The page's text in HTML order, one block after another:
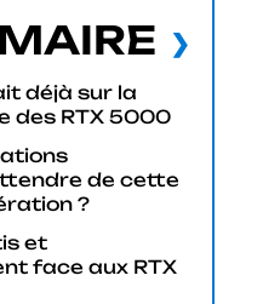
déjà sur la
des RTX 5000
de cette
?
et
face aux RTX